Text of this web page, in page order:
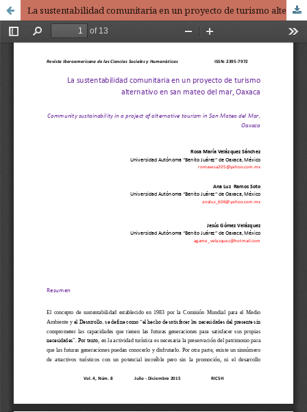
La sustentabilidad comunitaria en un proyecto de turismo alternativo en san mateo del mar, Oaxaca / Community sustainability in a project of alternative tourism in San Mateo del Mar, Oaxaca